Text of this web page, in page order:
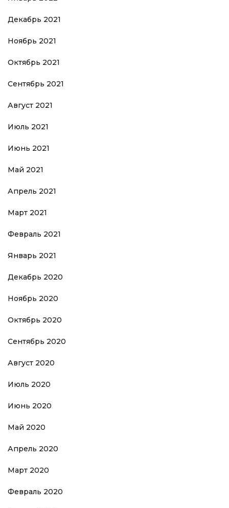
Декабрь 2021
Ноябрь 2021
Октябрь 2021
Сентябрь 2021
Август 2021
Июль 2021
Июнь 2021
Май 2021
Апрель 2021
Март 2021
Февраль 2021
Январь 2021
Декабрь 2020
Ноябрь 2020
Октябрь 2020
Сентябрь 2020
Август 2020
Июль 2020
Июнь 2020
Май 2020
Апрель 2020
Март 2020
Февраль 2020